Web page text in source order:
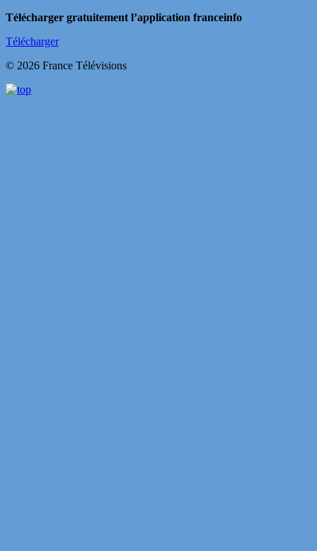
Télécharger gratuitement l’application franceinfo
Télécharger
© 2026 France Télévisions